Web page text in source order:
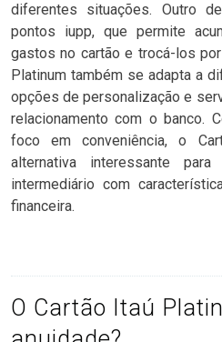
diferentes situações. Outro
pontos iupp, que permite
gastos no cartão e trocá-los
Platinum também se adapta a
opções de personalização e
relacionamento com o banco.
foco em conveniência, o
alternativa interessante
intermediário com
financeira.
O Cartão Itaú